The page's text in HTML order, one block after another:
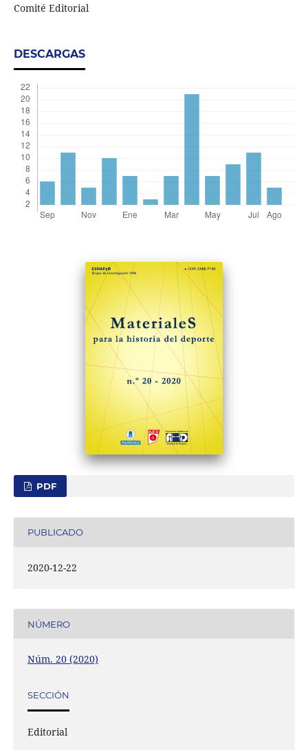
Comité Editorial
DESCARGAS
PDF
PUBLICADO
2020-12-22
NÚMERO
Núm. 20 (2020)
SECCIÓN
Editorial